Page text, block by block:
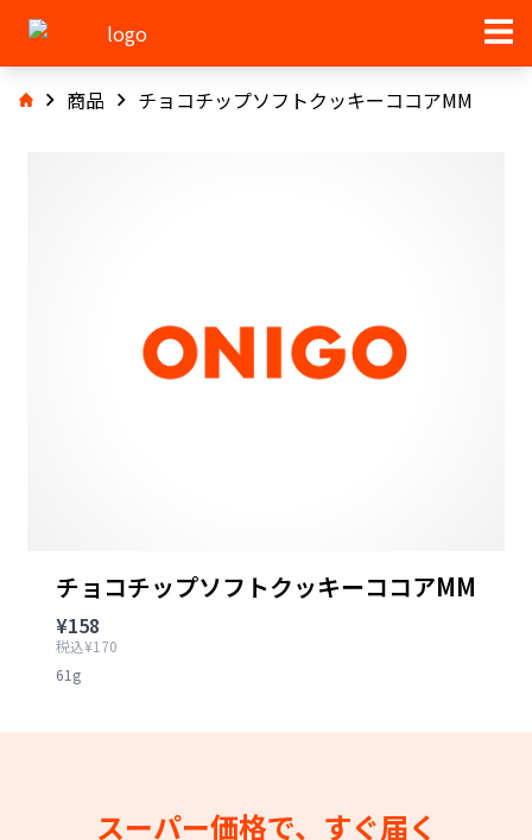
商品 チョコチップソフトクッキーココアMM
チョコチップソフトクッキーココアMM
¥158
税込¥170
61g
スーパー価格で、すぐ届く